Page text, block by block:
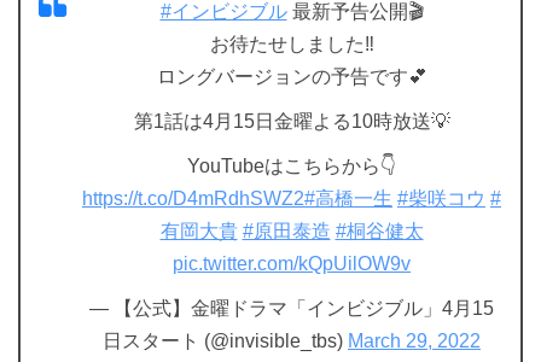
#インビジブル最新予告公開🎬
お待たせしました‼️
ロングバージョンの予告です💕
第1話は4月15日金曜よる10時放送💡
YouTubeはこちらから👇
https://t.co/D4mRdhSWZ2#高橋一生 #柴咲コウ #
有岡大貴 #原田泰造 #桐谷健太
pic.twitter.com/kQpUilOW9v
— 【公式】金曜ドラマ「インビジブル」4月15
日スタート (@invisible_tbs) March 29, 2022